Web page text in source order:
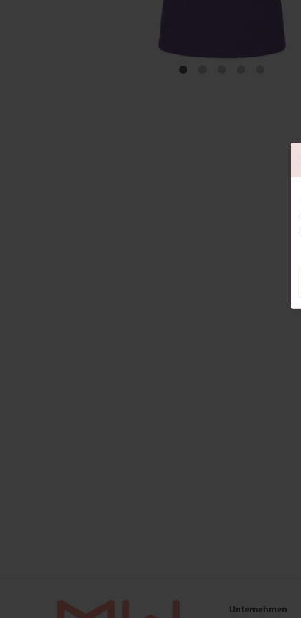
Unternehmen